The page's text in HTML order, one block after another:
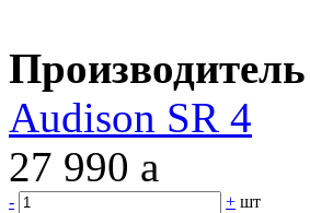
Производитель
Audison SR 4
27 990 a
- + шт